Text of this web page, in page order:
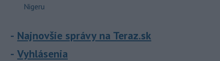
Nigeru
Najnovšie správy na Teraz.sk
Vyhlásenia